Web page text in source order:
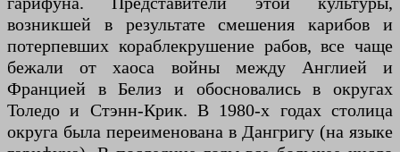
возникшей в результате смешения карибов и
потерпевших кораблекрушение рабов, все чаще
бежали от хаоса войны между Англией и
Францией в Белиз и обосновались в округах
Толедо и Стэнн-Крик. В 1980-х годах столица
округа была переименована в Дангригу (на языке